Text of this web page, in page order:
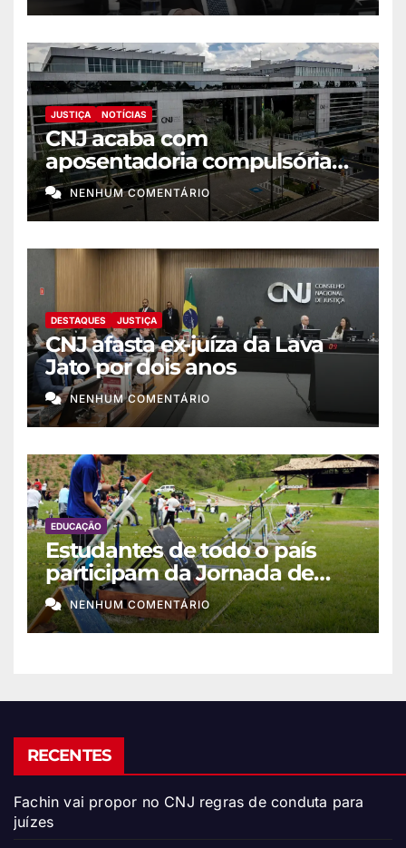
JUSTIÇA NOTÍCIAS
CNJ acaba com
aposentadoria compulsória
como punição máxima para
juiz
NENHUM COMENTÁRIO
DESTAQUES JUSTIÇA
CNJ afasta ex-juíza da Lava
Jato por dois anos
NENHUM COMENTÁRIO
EDUCAÇÃO
Estudantes de todo o país
participam da Jornada de
Foguetes 2026
NENHUM COMENTÁRIO
RECENTES
Fachin vai propor no CNJ regras de conduta para
juízes